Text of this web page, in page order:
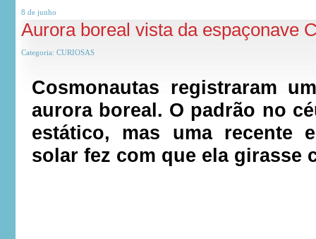
8 de junho
Aurora boreal vista da espaçonave
Categoria: CURIOSAS
Cosmonautas registraram
aurora boreal. O padrão no
estático, mas uma recente
solar fez com que ela girasse